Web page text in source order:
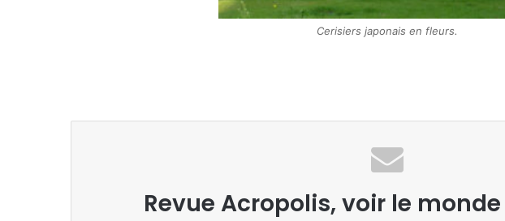
Cerisiers japonais en fleurs.
Revue Acropolis, voir le